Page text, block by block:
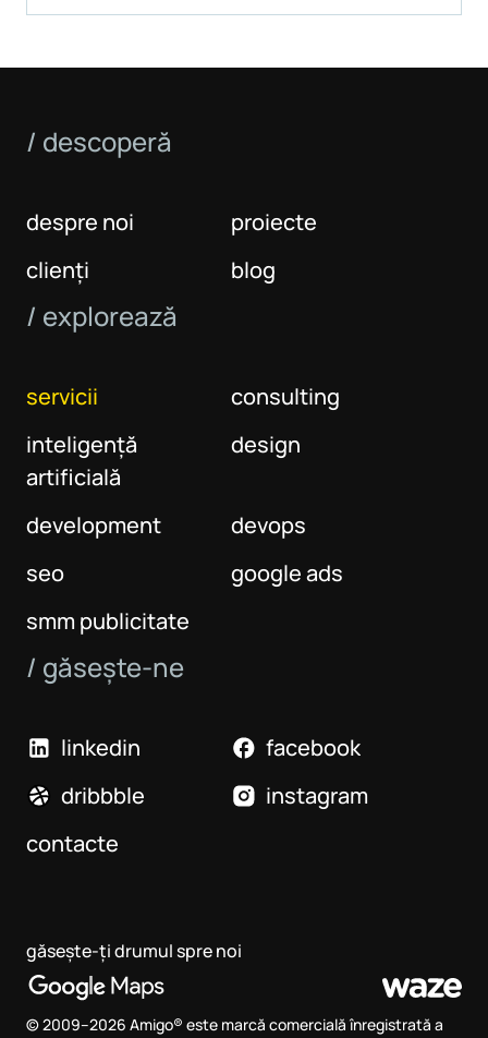
/ descoperă
despre noi
proiecte
clienți
blog
/ explorează
servicii
consulting
inteligență
artificială
design
development
devops
seo
google ads
smm publicitate
/ găsește-ne
contacte
linkedin
facebook
dribbble
instagram
© 2009–2026 Amigo® este marcă comercială înregistrată a
găsește-ți drumul spre noi